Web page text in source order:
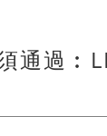
通過